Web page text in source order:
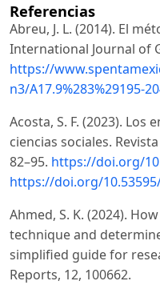
Referencias
Abreu, J. L. (2014). El
International Journal of
https://
n3/A17.9%283%29195-
Acosta, S. F. (2023).
ciencias sociales.
82–95. https://doi.org/
https://doi.org/
Ahmed, S. K. (2024).
technique and
simplified guide for
Reports, 12, 100662.